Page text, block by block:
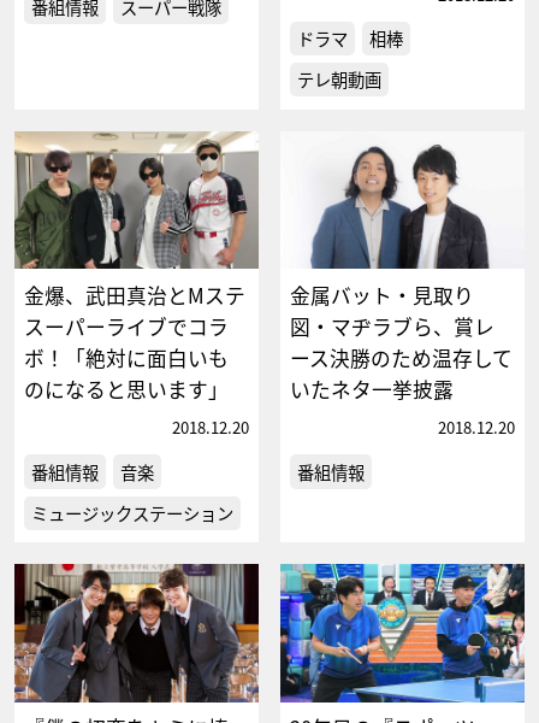
番組情報 スーパー戦隊
ドラマ
相棒
テレ朝動画
金爆、武田真治とMステ
スーパーライブでコラ
ボ！「絶対に面白いも
のになると思います」
2018.12.20
番組情報
音楽
ミュージックステーション
金属バット・見取り
図・マヂラブら、賞レ
ース決勝のため温存して
いたネタ一挙披露
2018.12.20
番組情報